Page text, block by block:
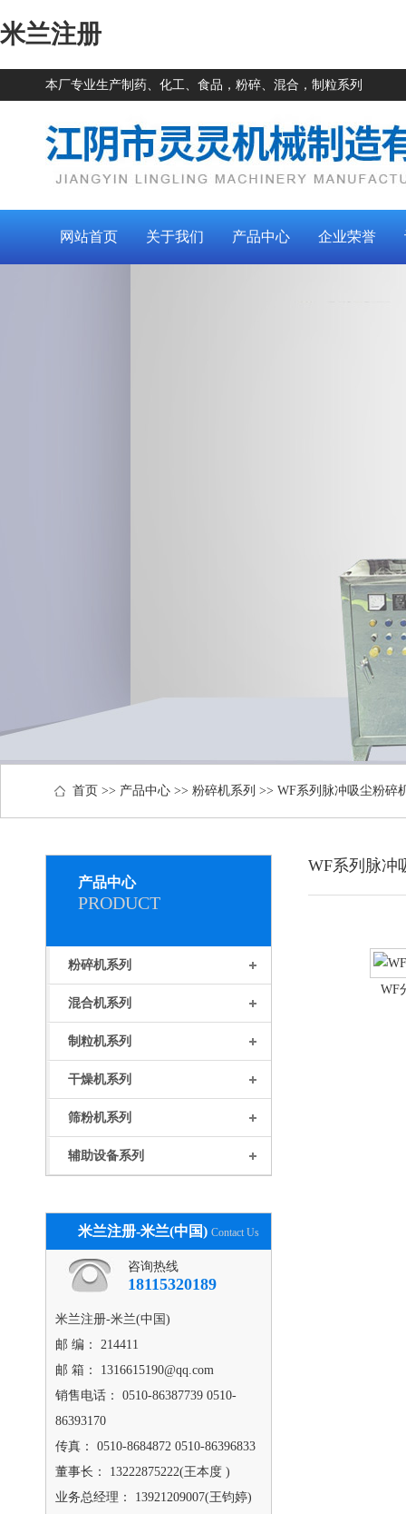
米兰注册
本厂专业生产制药、化工、食品，粉碎、混合，制粒系列
网站首页 关于我们 产品中心 企业荣誉
首页 >> 产品中心 >> 粉碎机系列 >> WF系列脉冲吸尘粉碎
产品中心
PRODUCT
粉碎机系列
混合机系列
制粒机系列
干燥机系列
筛粉机系列
辅助设备系列
米兰注册-米兰(中国) Contact Us
咨询热线
18115320189
米兰注册-米兰(中国)
邮 编： 214411
邮 箱： 1316615190@qq.com
销售电话： 0510-86387739 0510-
86393170
传真： 0510-8684872 0510-86396833
董事长： 13222875222(王本度 )
业务总经理： 13921209007(王钧婷)
WF系列脉冲
WF